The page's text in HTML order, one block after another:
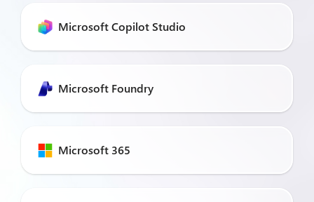
Microsoft Copilot Studio
Microsoft Foundry
Microsoft 365